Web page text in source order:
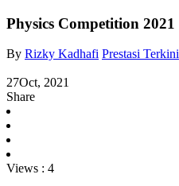
Physics Competition 2021
By Rizky Kadhafi Prestasi Terkini
27Oct, 2021
Share
Views : 4